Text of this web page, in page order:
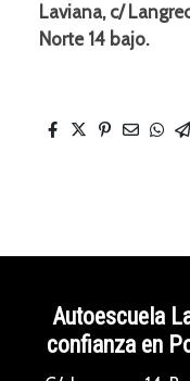
Laviana, c/
Norte 14 bajo.
Un
Autoescuela
confianza en